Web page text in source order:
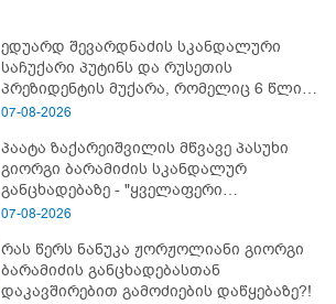
ედუარდ შევარდნაძის სკანდალური
საჩუქარი პუტინს და რუსეთის
პრეზიდენტის მუქარა, რომელიც 6 წლის
შემდეგ აასრულა
07-08-2026
პაატა ზაქარეიშვილის მწვავე პასუხი
გიორგი ბარამიძის სკანდალურ
განცხადებაზე - "ყველაფერი
დეტალურად ვიცი... კამანში მოკლული
ბარამიძე კი ტყუის"
07-08-2026
რას წერს ნანუკა ჟორჟოლიანი გიორგი
ბარამიძის განცხადებასთან
დაკავშირებით გამოძიების დაწყებაზე?!